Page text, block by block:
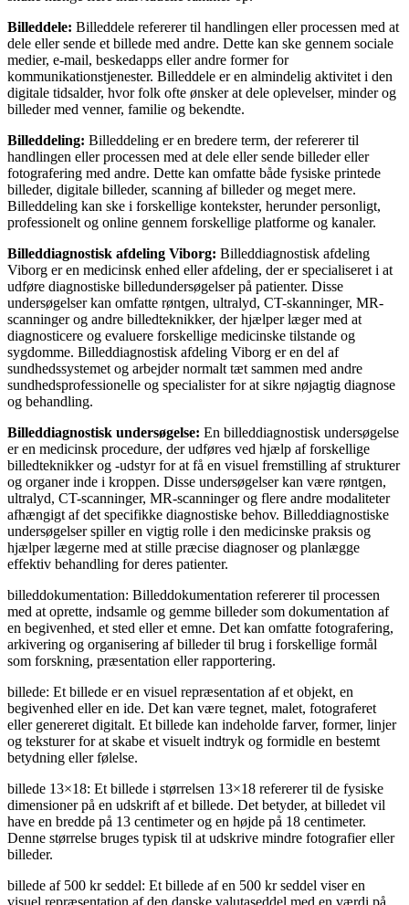
Billeddele: Billeddele refererer til handlingen eller processen med at
dele eller sende et billede med andre. Dette kan ske gennem sociale
medier, e-mail, beskedapps eller andre former for
kommunikationstjenester. Billeddele er en almindelig aktivitet i den
digitale tidsalder, hvor folk ofte ønsker at dele oplevelser, minder og
billeder med venner, familie og bekendte.
Billeddeling: Billeddeling er en bredere term, der refererer til
handlingen eller processen med at dele eller sende billeder eller
fotografering med andre. Dette kan omfatte både fysiske printede
billeder, digitale billeder, scanning af billeder og meget mere.
Billeddeling kan ske i forskellige kontekster, herunder personligt,
professionelt og online gennem forskellige platforme og kanaler.
Billeddiagnostisk afdeling Viborg: Billeddiagnostisk afdeling
Viborg er en medicinsk enhed eller afdeling, der er specialiseret i at
udføre diagnostiske billedundersøgelser på patienter. Disse
undersøgelser kan omfatte røntgen, ultralyd, CT-skanninger, MR-
scanninger og andre billedteknikker, der hjælper læger med at
diagnosticere og evaluere forskellige medicinske tilstande og
sygdomme. Billeddiagnostisk afdeling Viborg er en del af
sundhedssystemet og arbejder normalt tæt sammen med andre
sundhedsprofessionelle og specialister for at sikre nøjagtig diagnose
og behandling.
Billeddiagnostisk undersøgelse: En billeddiagnostisk undersøgelse
er en medicinsk procedure, der udføres ved hjælp af forskellige
billedteknikker og -udstyr for at få en visuel fremstilling af strukturer
og organer inde i kroppen. Disse undersøgelser kan være røntgen,
ultralyd, CT-scanninger, MR-scanninger og flere andre modaliteter
afhængigt af det specifikke diagnostiske behov. Billeddiagnostiske
undersøgelser spiller en vigtig rolle i den medicinske praksis og
hjælper lægerne med at stille præcise diagnoser og planlægge
effektiv behandling for deres patienter.
billeddokumentation: Billeddokumentation refererer til processen
med at oprette, indsamle og gemme billeder som dokumentation af
en begivenhed, et sted eller et emne. Det kan omfatte fotografering,
arkivering og organisering af billeder til brug i forskellige formål
som forskning, præsentation eller rapportering.
billede: Et billede er en visuel repræsentation af et objekt, en
begivenhed eller en ide. Det kan være tegnet, malet, fotograferet
eller genereret digitalt. Et billede kan indeholde farver, former, linjer
og teksturer for at skabe et visuelt indtryk og formidle en bestemt
betydning eller følelse.
billede 13×18: Et billede i størrelsen 13×18 refererer til de fysiske
dimensioner på en udskrift af et billede. Det betyder, at billedet vil
have en bredde på 13 centimeter og en højde på 18 centimeter.
Denne størrelse bruges typisk til at udskrive mindre fotografier eller
billeder.
billede af 500 kr seddel: Et billede af en 500 kr seddel viser en
visuel repræsentation af den danske valutaseddel med en værdi på